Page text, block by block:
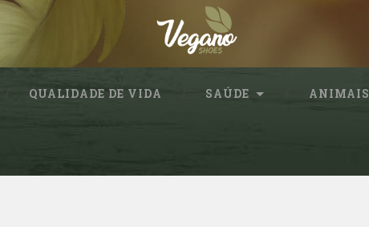
QUALIDADE DE VIDA SAÚDE ANIMAIS